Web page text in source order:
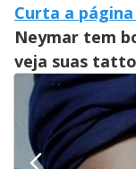
Curta a
Neymar tem
veja suas